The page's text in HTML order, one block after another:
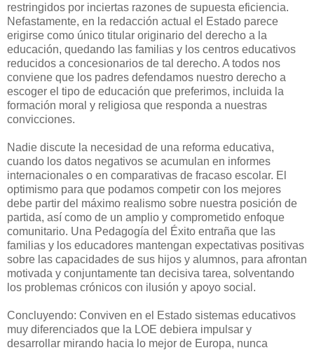
restringidos por inciertas razones de supuesta eficiencia.
Nefastamente, en la redacción actual el Estado parece
erigirse como único titular originario del derecho a la
educación, quedando las familias y los centros educativos
reducidos a concesionarios de tal derecho. A todos nos
conviene que los padres defendamos nuestro derecho a
escoger el tipo de educación que preferimos, incluida la
formación moral y religiosa que responda a nuestras
convicciones.
Nadie discute la necesidad de una reforma educativa,
cuando los datos negativos se acumulan en informes
internacionales o en comparativas de fracaso escolar. El
optimismo para que podamos competir con los mejores
debe partir del máximo realismo sobre nuestra posición de
partida, así como de un amplio y comprometido enfoque
comunitario. Una Pedagogía del Éxito entraña que las
familias y los educadores mantengan expectativas positivas
sobre las capacidades de sus hijos y alumnos, para afrontan
motivada y conjuntamente tan decisiva tarea, solventando
los problemas crónicos con ilusión y apoyo social.
Concluyendo: Conviven en el Estado sistemas educativos
muy diferenciados que la LOE debiera impulsar y
desarrollar mirando hacia lo mejor de Europa, nunca